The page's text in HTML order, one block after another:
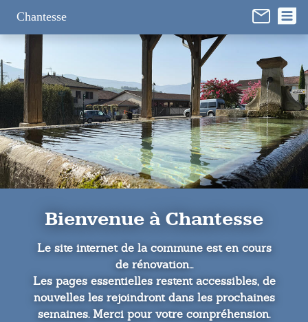
Chantesse
Bienvenue à Chantesse
Le site internet de la commune est en cours
de rénovation...
Les pages essentielles restent accessibles, de
nouvelles les rejoindront dans les prochaines
semaines. Merci pour votre compréhension.